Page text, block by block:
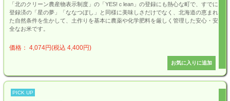
「北のクリーン農産物表示制度」の「YES!ｃlean」の登録にも熱心な町で、すでに
登録済の「星の夢」「ななつぼし」と同様に美味しさだけでなく、北海道の恵まれ
た自然条件を生かして、土作りを基本に農薬や化学肥料を厳しく管理した安心・安
全なお米です。
価格： 4,074円(税込 4,400円)
PICK UP